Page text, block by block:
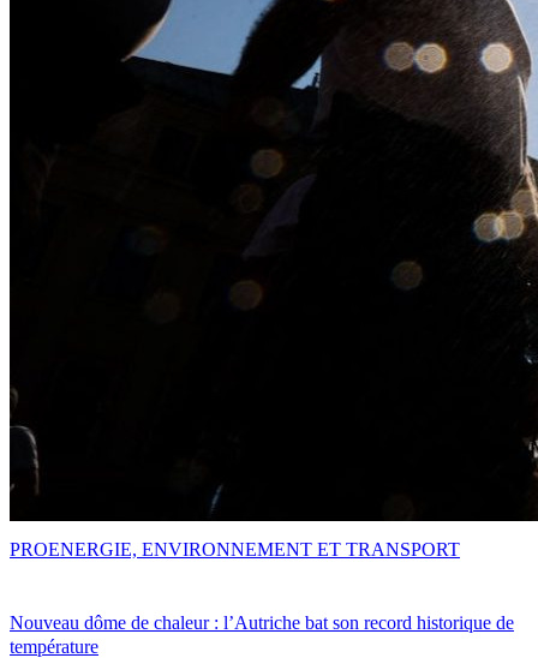
Nouveau dôme de chaleur : l’Autriche bat son record historique de
température
PROENERGIE, ENVIRONNEMENT ET TRANSPORT